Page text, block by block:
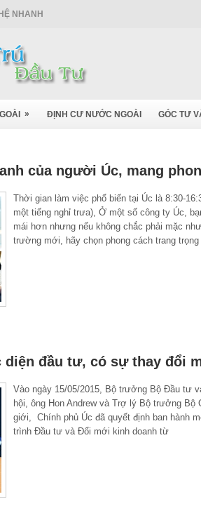
NHANH
» ĐỊNH CƯ NƯỚC NGOÀI GÓC TƯ
của người Úc, mang
Thời gian làm việc phổ biến tại Úc là 8:30-
một tiếng nghỉ trưa), Ở một số công ty Úc,
mái hơn nhưng nếu không chắc phải mặc
trường mới, hãy chọn phong cách trang
diện đầu tư, có sự thay đổi
Vào ngày 15/05/2015, Bộ trưởng Bộ Đầu tư
hội, ông Hon Andrew và Trợ lý Bộ trưởng Bộ
giới, Chính phủ Úc đã quyết định ban hành
trình Đầu tư và Đổi mới kinh doanh từ